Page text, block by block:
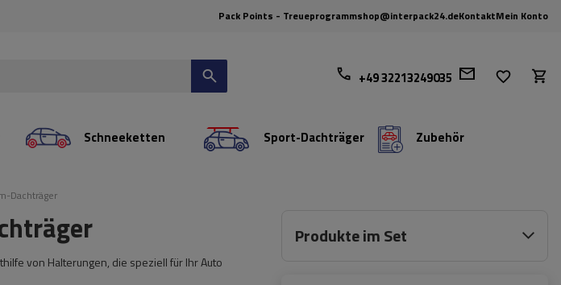
Pack Points - Treueprogrammshop@interpack24.deKontaktMein Konto
+49 32213249035
Schneeketten Sport-Dachträger Zubehör
Dachträger
von Halterungen, die speziell für Ihr Auto
Produkte im Set